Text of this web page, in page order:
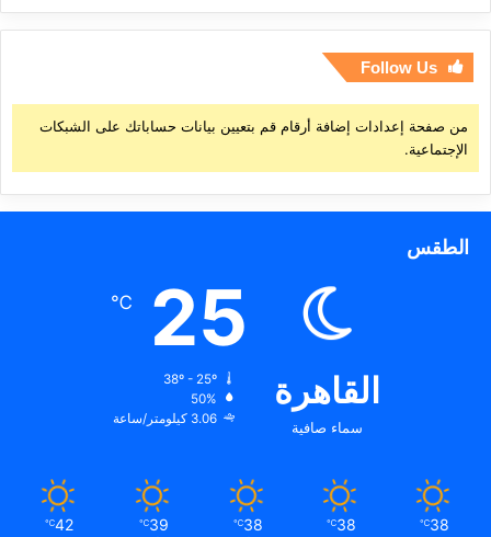
Follow Us
من صفحة إعدادات إضافة أرقام قم بتعيين بيانات حساباتك على الشبكات
الإجتماعية.
الطقس
القاهرة
سماء صافية
25
℃
50%
3.06 كيلومتر/ساعة
38
℃
38
℃
38
℃
39
℃
42
℃